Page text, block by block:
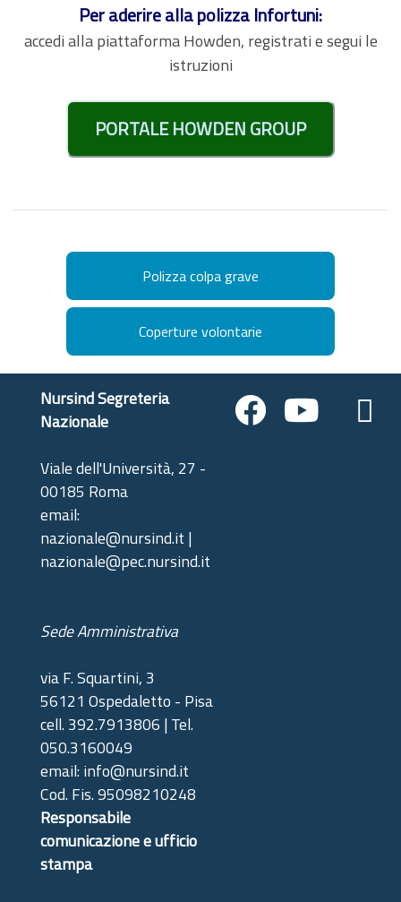
Per aderire alla polizza Infortuni:
accedi alla piattaforma Howden, registrati e segui le
istruzioni
PORTALE HOWDEN GROUP
Polizza colpa grave
Coperture volontarie
Nursind Segreteria
Nazionale
Viale dell'Università, 27 -
00185 Roma
email:
nazionale@nursind.it |
nazionale@pec.nursind.it
Sede Amministrativa
via F. Squartini, 3
56121 Ospedaletto - Pisa
cell. 392.7913806 | Tel.
050.3160049
email: info@nursind.it
Cod. Fis. 95098210248
Responsabile
comunicazione e ufficio
stampa